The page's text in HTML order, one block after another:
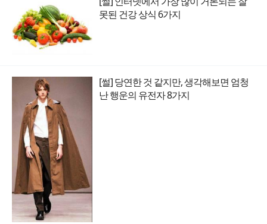
못된 건강 상식 6가지
[썰] 당연한 것 같지만, 생각해보면 엄청
난 행운의 유전자 8가지